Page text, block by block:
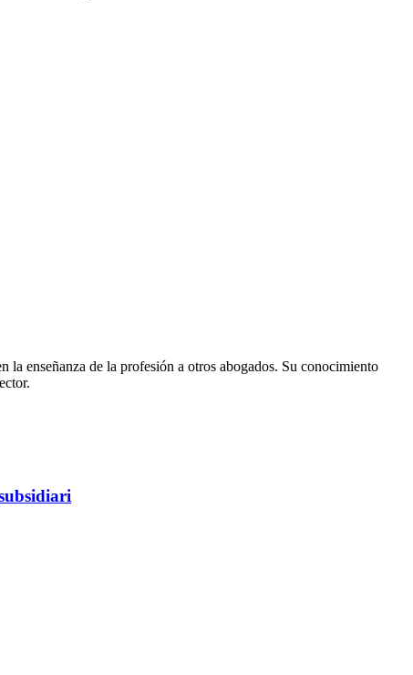
la enseñanza de la profesión a otros abogados. Su conocimiento